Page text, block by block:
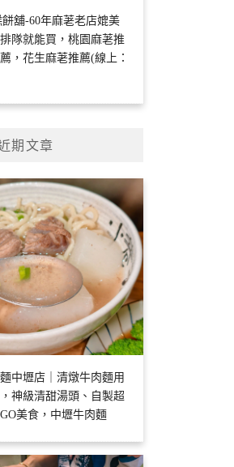
舖-60年麻荖老店媲美
隊就能買，桃園麻荖推
，花生麻荖推薦(線上：
期文章
中壢店｜清燉牛肉麵用
神級清甜湯頭、自製超
美食，中壢牛肉麵